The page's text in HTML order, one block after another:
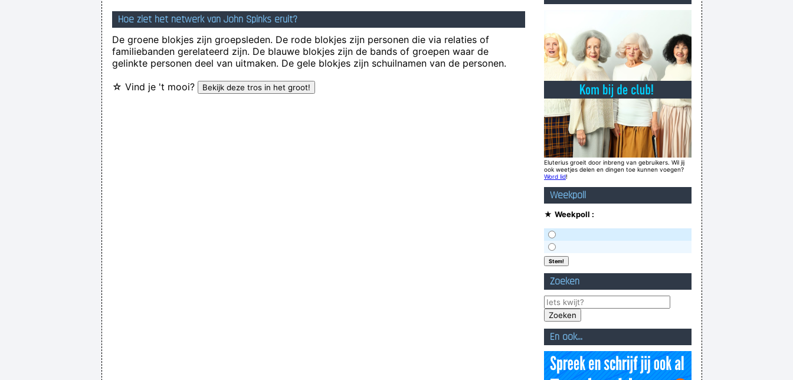
~ Liam GallagherWhen accepting a Brit Award in 1996...
Hoe ziet het netwerk van John Spinks eruit?
De groene blokjes zijn groepsleden. De rode blokjes zijn personen die via relaties of
familiebanden gerelateerd zijn. De blauwe blokjes zijn de bands of groepen waar de
gelinkte personen deel van uitmaken. De gele blokjes zijn schuilnamen van de personen.
☆ Vind je 't mooi?
Eluterius groeit door inbreng van gebruikers. Wil jij
ook weetjes delen en dingen toe kunnen voegen?
Word lid!
Weekpoll
★ Weekpoll :
Zoeken
En ook...